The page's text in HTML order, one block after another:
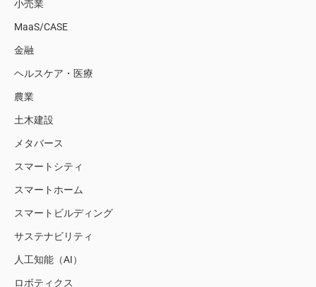
小売業
MaaS/CASE
金融
ヘルスケア・医療
農業
土木建設
メタバース
スマートシティ
スマートホーム
スマートビルディング
サステナビリティ
人工知能（AI）
ロボティクス